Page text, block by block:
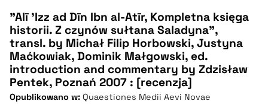
"Alī 'Izz ad Dīn Ibn al-Atīr, Kompletna księga
historii. Z czynów sułtana Saladyna",
transl. by Michał Filip Horbowski, Justyna
Maćkowiak, Dominik Małgowski, ed.
introduction and commentary by Zdzisław
Pentek, Poznań 2007 : [recenzja]
Opublikowano w: Quaestiones Medii Aevi Novae